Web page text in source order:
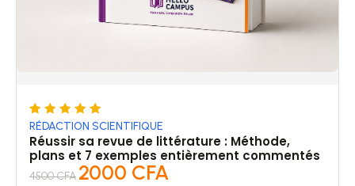
Note
5.00
sur 5
RÉDACTION SCIENTIFIQUE
Réussir sa revue de littérature : Méthode,
plans et 7 exemples entièrement commentés
4500CFA 2000 CFA